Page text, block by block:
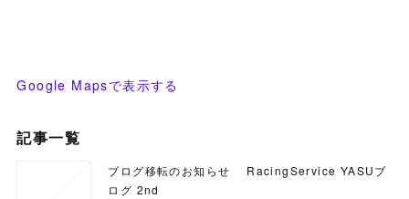
Google Mapsで表示する
記事一覧
ブログ移転のお知らせ RacingService YASUブ
ログ 2nd